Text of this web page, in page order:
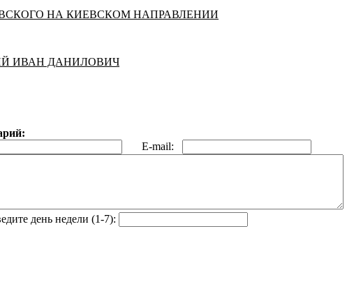
НА КИЕВСКОМ НАПРАВЛЕНИИ
ИВАН ДАНИЛОВИЧ
E-mail:
день недели (1-7):